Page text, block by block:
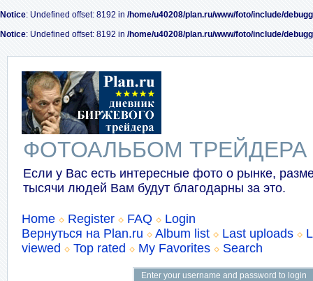
Notice: Undefined offset: 8192 in /home/u40208/plan.ru/www/foto/include/
Notice: Undefined offset: 8192 in /home/u40208/plan.ru/www/foto/include/
ФОТОАЛЬБОМ ТРЕЙДЕРА
Если у Вас есть интересные фото о рынке,
тысячи людей Вам будут благодарны за это.
Home Register FAQ
Login
Вернуться на Plan.ru
Album list Last uploads
viewed
Top rated My Favorites Search
Enter your username and password to login